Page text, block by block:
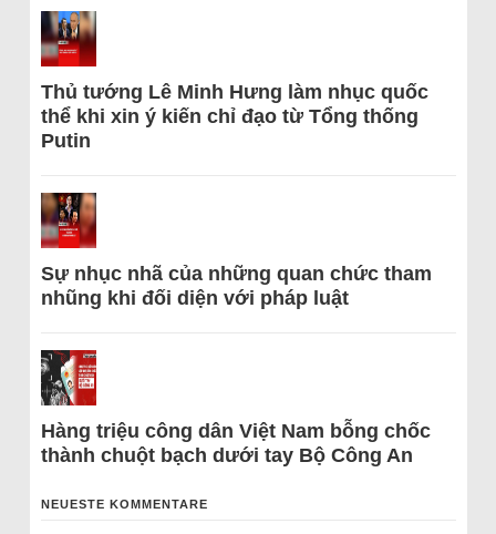
Thủ tướng Lê Minh Hưng làm nhục quốc
thể khi xin ý kiến chỉ đạo từ Tổng thống
Putin
Sự nhục nhã của những quan chức tham
nhũng khi đối diện với pháp luật
Hàng triệu công dân Việt Nam bỗng chốc
thành chuột bạch dưới tay Bộ Công An
NEUESTE KOMMENTARE